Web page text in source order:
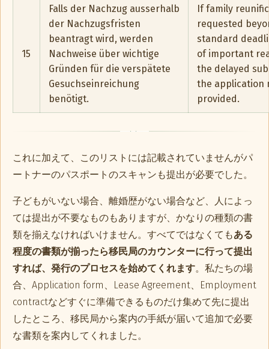
15
Falls der Nachzug ausserhalb
der Nachzugsfristen
beantragt wird, werden
Nachweise über wichtige
Gründen für die verspätete
Gesuchseinreichung
benötigt.
If family
requested
standard
of important
the delayed
the application
provided.
これに加えて、このリストには記載されていませんがパ
ートナーのパスポートのスキャンも提出が必要でした。
子どもがいない場合、離婚歴がない場合など、人によっ
ては提出が不要なものもありますが、かなりの種類の書
類を揃えなければいけません。すべてではなくてもある
程度の書類が揃ったら移民局のカウンターに行って提出
すれば、発行のプロセスを始めてくれます。私たちの場
合、Application form、Lease Agreement、Employment
contractなどすぐに準備できるものだけ集めて先に提出
したところ、移民局から案内の手紙が届いて追加で必要
な書類を案内してくれました。